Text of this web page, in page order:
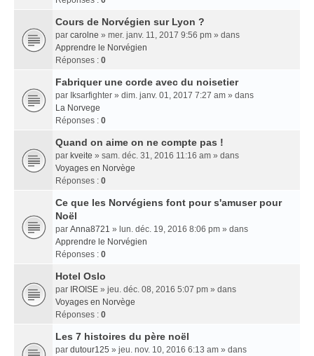
Cours de Norvégien sur Lyon ?
par carolne » mer. janv. 11, 2017 9:56 pm » dans
Apprendre le Norvégien
Réponses : 0
Fabriquer une corde avec du noisetier
par Iksarfighter » dim. janv. 01, 2017 7:27 am » dans
La Norvege
Réponses : 0
Quand on aime on ne compte pas !
par kveite » sam. déc. 31, 2016 11:16 am » dans
Voyages en Norvège
Réponses : 0
Ce que les Norvégiens font pour s'amuser pour
Noël
par Anna8721 » lun. déc. 19, 2016 8:06 pm » dans
Apprendre le Norvégien
Réponses : 0
Hotel Oslo
par IROISE » jeu. déc. 08, 2016 5:07 pm » dans
Voyages en Norvège
Réponses : 0
Les 7 histoires du père noël
par dutour125 » jeu. nov. 10, 2016 6:13 am » dans